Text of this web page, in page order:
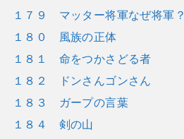
１７９ マッター将軍なぜ将軍？
１８０ 風族の正体
１８１ 命をつかさどる者
１８２ ドンさんゴンさん
１８３ ガープの言葉
１８４ 剣の山